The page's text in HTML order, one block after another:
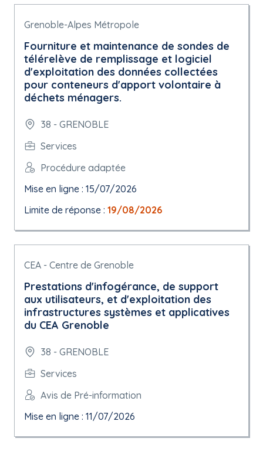
Grenoble-Alpes Métropole
Fourniture et maintenance de sondes de
télérelève de remplissage et logiciel
d'exploitation des données collectées
pour conteneurs d'apport volontaire à
déchets ménagers.
38 - GRENOBLE
Services
Procédure adaptée
Mise en ligne : 15/07/2026
Limite de réponse : 19/08/2026
CEA - Centre de Grenoble
Prestations d'infogérance, de support
aux utilisateurs, et d'exploitation des
infrastructures systèmes et applicatives
du CEA Grenoble
38 - GRENOBLE
Services
Avis de Pré-information
Mise en ligne : 11/07/2026